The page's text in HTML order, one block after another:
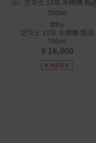
芝华士
芝华士 18年 水楢桶 甄选
700ml
¥ 16,000
免税店限定